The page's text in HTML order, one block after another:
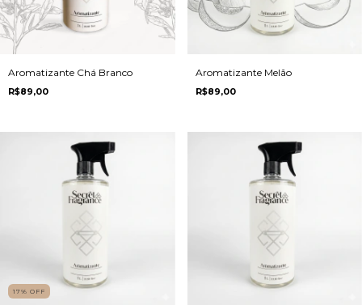
Aromatizante Chá Branco
R$89,00
Aromatizante Melão
R$89,00
17 % OFF